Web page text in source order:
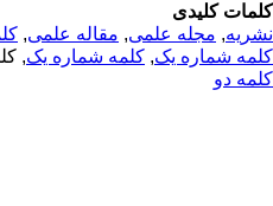
کلیدی
,مجله علمی, مقاله علمی,
شماره یک,کلمه شماره یک,
دو